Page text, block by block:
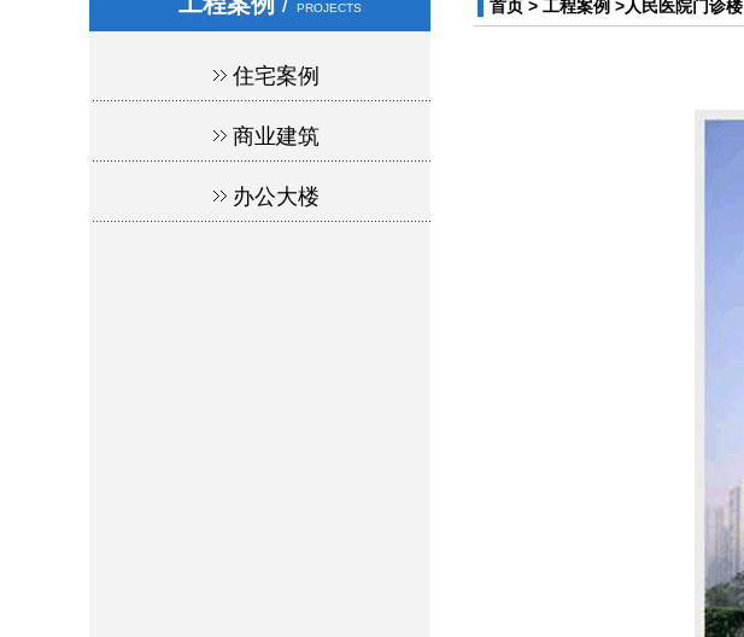
PROJECTS
住宅案例
商业建筑
办公大楼
首页 > 工程案例 >人民医院门诊楼